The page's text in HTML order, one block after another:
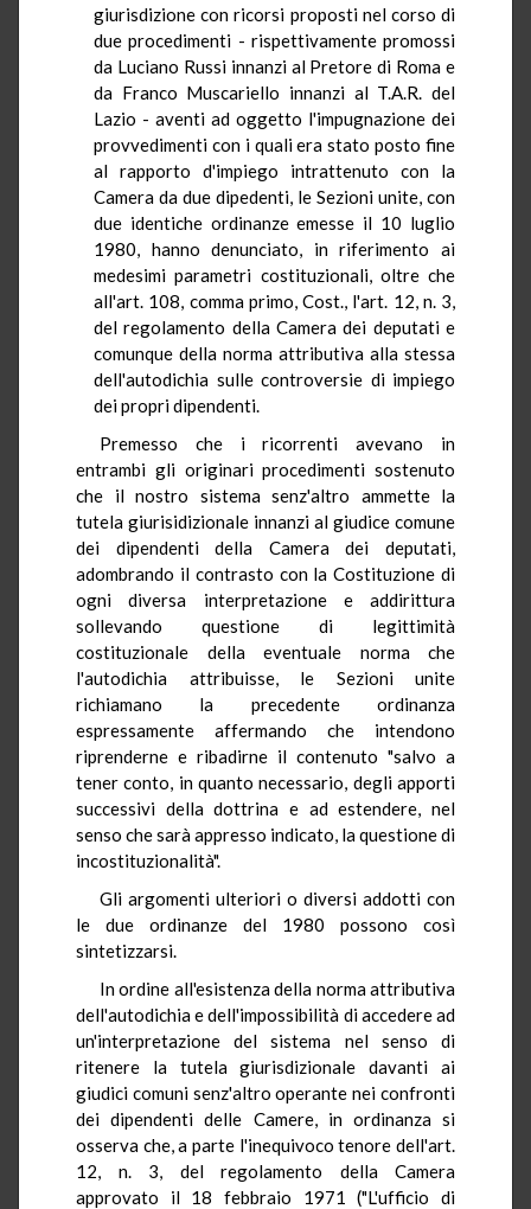
giurisdizione con ricorsi proposti nel corso di
due procedimenti - rispettivamente promossi
da Luciano Russi innanzi al Pretore di Roma e
da Franco Muscariello innanzi al T.A.R. del
Lazio - aventi ad oggetto l'impugnazione dei
provvedimenti con i quali era stato posto fine
al rapporto d'impiego intrattenuto con la
Camera da due dipedenti, le Sezioni unite, con
due identiche ordinanze emesse il 10 luglio
1980, hanno denunciato, in riferimento ai
medesimi parametri costituzionali, oltre che
all'art. 108, comma primo, Cost., l'art. 12, n. 3,
del regolamento della Camera dei deputati e
comunque della norma attributiva alla stessa
dell'autodichia sulle controversie di impiego
dei propri dipendenti.
Premesso che i ricorrenti avevano in
entrambi gli originari procedimenti sostenuto
che il nostro sistema senz'altro ammette la
tutela giurisidizionale innanzi al giudice comune
dei dipendenti della Camera dei deputati,
adombrando il contrasto con la Costituzione di
ogni diversa interpretazione e addirittura
sollevando questione di legittimità
costituzionale della eventuale norma che
l'autodichia attribuisse, le Sezioni unite
richiamano la precedente ordinanza
espressamente affermando che intendono
riprenderne e ribadirne il contenuto "salvo a
tener conto, in quanto necessario, degli apporti
successivi della dottrina e ad estendere, nel
senso che sarà appresso indicato, la questione di
incostituzionalità".
Gli argomenti ulteriori o diversi addotti con
le due ordinanze del 1980 possono così
sintetizzarsi.
In ordine all'esistenza della norma attributiva
dell'autodichia e dell'impossibilità di accedere ad
un'interpretazione del sistema nel senso di
ritenere la tutela giurisdizionale davanti ai
giudici comuni senz'altro operante nei confronti
dei dipendenti delle Camere, in ordinanza si
osserva che, a parte l'inequivoco tenore dell'art.
12, n. 3, del regolamento della Camera
approvato il 18 febbraio 1971 ("L'ufficio di